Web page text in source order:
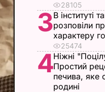
28105
3В інституті
розповіли
характеру
25474
4Ніжні
Простий
печива, яке
родині